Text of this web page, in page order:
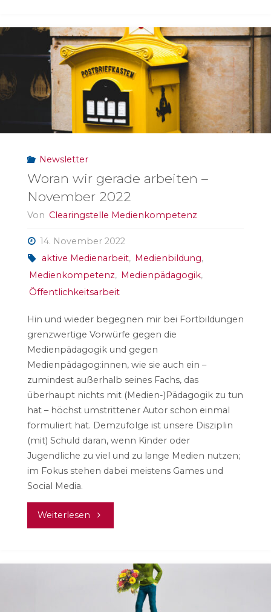
eine
unbequeme
Wahrheit
Unsere
läuft"
Newsletter
Woran wir gerade arbeiten –
November 2022
Von Clearingstelle Medienkompetenz
14. November 2022
aktive Medienarbeit, Medienbildung,
Medienkompetenz, Medienpädagogik,
Öffentlichkeitsarbeit
Hin und wieder begegnen mir bei Fortbildungen
grenzwertige Vorwürfe gegen die
Medienpädagogik und gegen
Medienpädagog:innen, wie sie auch ein –
zumindest außerhalb seines Fachs, das
überhaupt nichts mit (Medien-)Pädagogik zu tun
hat – höchst umstrittener Autor schon einmal
formuliert hat. Demzufolge ist unsere Disziplin
(mit) Schuld daran, wenn Kinder oder
Jugendliche zu viel und zu lange Medien nutzen;
im Fokus stehen dabei meistens Games und
Social Media.
Weiterlesen "Woran
gerade
arbeiten